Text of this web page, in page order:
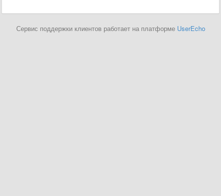
Сервис поддержки клиентов работает на платформе UserEcho